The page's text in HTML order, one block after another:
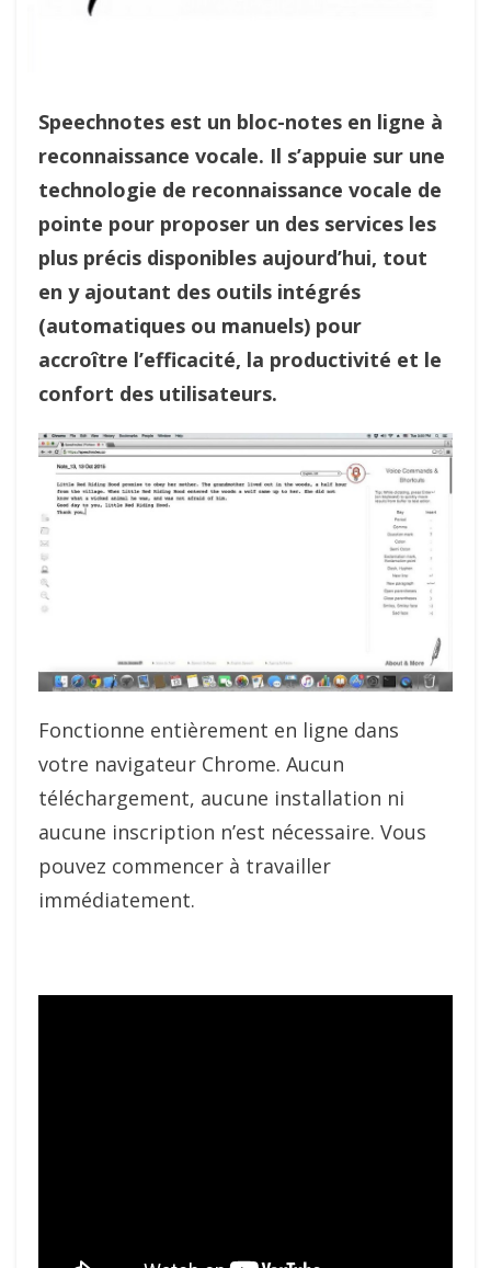
Speechnotes est un bloc-notes en ligne à
reconnaissance vocale. Il s’appuie sur une
technologie de reconnaissance vocale de
pointe pour proposer un des services les
plus précis disponibles aujourd’hui, tout
en y ajoutant des outils intégrés
(automatiques ou manuels) pour
accroître l’efficacité, la productivité et le
confort des utilisateurs.
Fonctionne entièrement en ligne dans
votre navigateur Chrome. Aucun
téléchargement, aucune installation ni
aucune inscription n’est nécessaire. Vous
pouvez commencer à travailler
immédiatement.